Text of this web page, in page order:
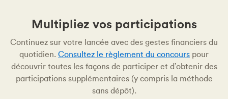
Multipliez vos participations
Continuez sur votre lancée avec des gestes financiers du
quotidien. Consultez le règlement du concours pour
découvrir toutes les façons de participer et d’obtenir des
participations supplémentaires (y compris la méthode
sans dépôt).